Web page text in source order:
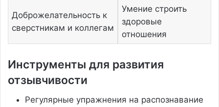
Доброжелательность к
сверстникам и коллегам
Умение строить
здоровые
отношения
Инструменты для развития
отзывчивости
Регулярные упражнения на распознавание